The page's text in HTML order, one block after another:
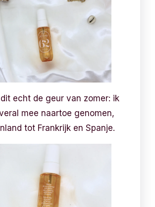
echt de geur van zomer: ik
mee naartoe genomen,
tot Frankrijk en Spanje.